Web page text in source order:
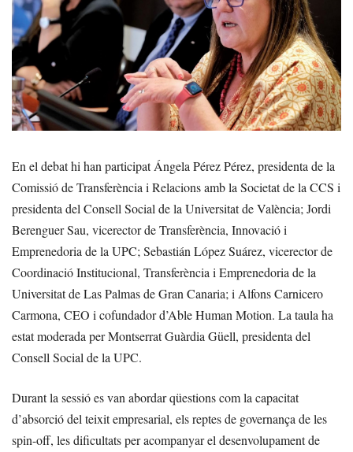
En el debat hi han participat Ángela Pérez Pérez, presidenta de la
Comissió de Transferència i Relacions amb la Societat de la CCS i
presidenta del Consell Social de la Universitat de València; Jordi
Berenguer Sau, vicerector de Transferència, Innovació i
Emprenedoria de la UPC; Sebastián López Suárez, vicerector de
Coordinació Institucional, Transferència i Emprenedoria de la
Universitat de Las Palmas de Gran Canaria; i Alfons Carnicero
Carmona, CEO i cofundador d’Able Human Motion. La taula ha
estat moderada per Montserrat Guàrdia Güell, presidenta del
Consell Social de la UPC.
Durant la sessió es van abordar qüestions com la capacitat
d’absorció del teixit empresarial, els reptes de governança de les
spin-off, les dificultats per acompanyar el desenvolupament de